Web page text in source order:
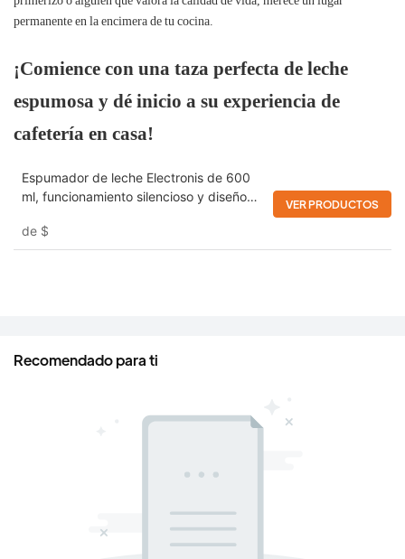
permanente en la encimera de tu cocina.
¡Comience con una taza perfecta de leche
espumosa y dé inicio a su experiencia de
cafetería en casa!
Espumador de leche Electronis de 600
ml, funcionamiento silencioso y diseño
de $
VER PRODUCTOS
Recomendado para ti